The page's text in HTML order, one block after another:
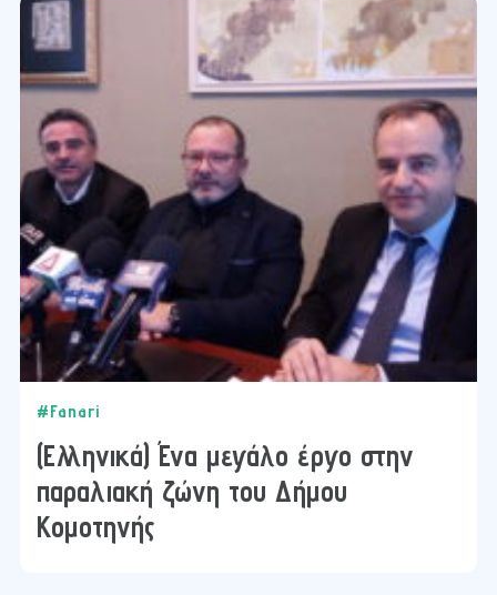
#Fanari
(Ελληνικά) Ένα μεγάλο έργο στην
παραλιακή ζώνη του Δήμου
Κομοτηνής